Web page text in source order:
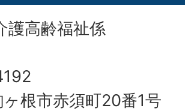
護高齢福祉係
根市赤須町20番1号